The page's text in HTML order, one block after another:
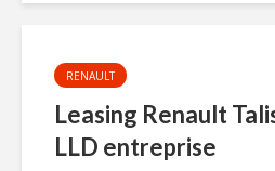
RENAULT
Leasing Renault
LLD entreprise